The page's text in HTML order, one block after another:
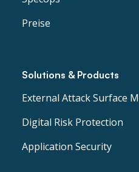
Preise
Solutions & Products
External Attack Surface
Digital Risk Protection
Application Security